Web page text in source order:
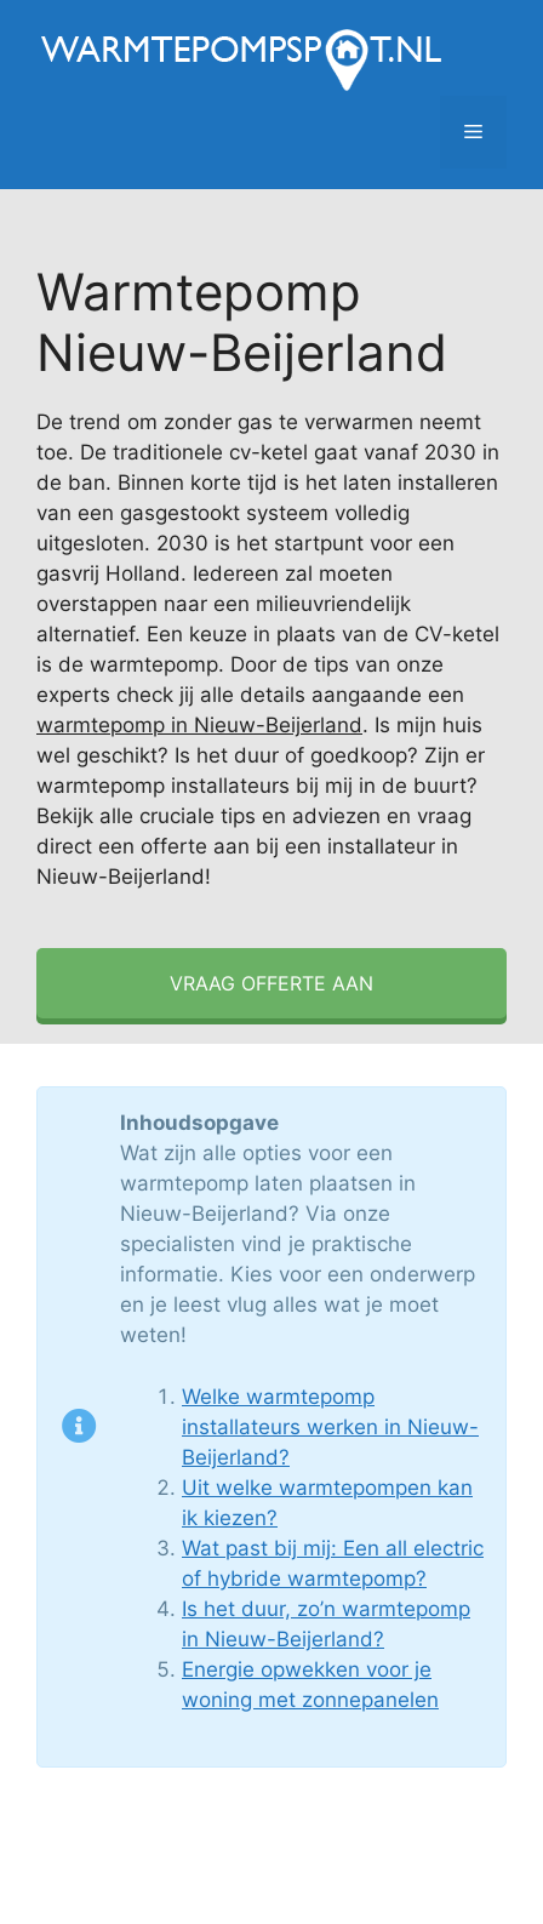
naar
Menu
Warmtepomp
Nieuw-Beijerland
De trend om zonder gas te verwarmen neemt
toe. De traditionele cv-ketel gaat vanaf 2030 in
de ban. Binnen korte tijd is het laten installeren
van een gasgestookt systeem volledig
uitgesloten. 2030 is het startpunt voor een
gasvrij Holland. Iedereen zal moeten
overstappen naar een milieuvriendelijk
alternatief. Een keuze in plaats van de CV-ketel
is de warmtepomp. Door de tips van onze
experts check jij alle details aangaande een
warmtepomp in Nieuw-Beijerland. Is mijn huis
wel geschikt? Is het duur of goedkoop? Zijn er
warmtepomp installateurs bij mij in de buurt?
Bekijk alle cruciale tips en adviezen en vraag
direct een offerte aan bij een installateur in
Nieuw-Beijerland!
VRAAG OFFERTE AAN
Inhoudsopgave
Wat zijn alle opties voor een
warmtepomp laten plaatsen in
Nieuw-Beijerland? Via onze
specialisten vind je praktische
informatie. Kies voor een onderwerp
en je leest vlug alles wat je moet
weten!
Welke warmtepomp
installateurs werken in Nieuw-
Beijerland?
Uit welke warmtepompen kan
ik kiezen?
Wat past bij mij: Een all electric
of hybride warmtepomp?
Is het duur, zo’n warmtepomp
in Nieuw-Beijerland?
Energie opwekken voor je
woning met zonnepanelen